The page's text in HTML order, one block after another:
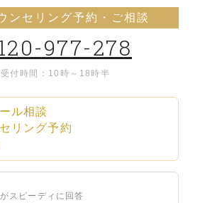
ンセリング予約・ご相談
977-278
受付時間：10時～18時半
ル相談
リング予約
スピーディに回答